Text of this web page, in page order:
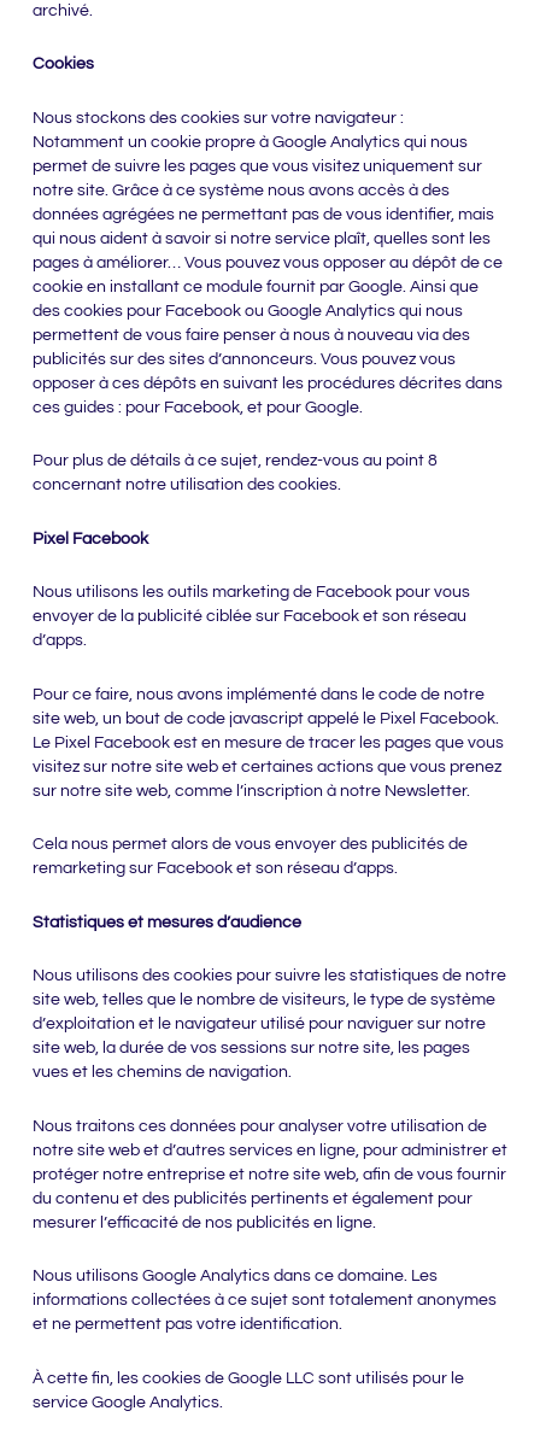
archivé.
Cookies
Nous stockons des cookies sur votre navigateur :
Notamment un cookie propre à Google Analytics qui nous
permet de suivre les pages que vous visitez uniquement sur
notre site. Grâce à ce système nous avons accès à des
données agrégées ne permettant pas de vous identifier, mais
qui nous aident à savoir si notre service plaît, quelles sont les
pages à améliorer… Vous pouvez vous opposer au dépôt de ce
cookie en installant ce module fournit par Google. Ainsi que
des cookies pour Facebook ou Google Analytics qui nous
permettent de vous faire penser à nous à nouveau via des
publicités sur des sites d’annonceurs. Vous pouvez vous
opposer à ces dépôts en suivant les procédures décrites dans
ces guides : pour Facebook, et pour Google.
Pour plus de détails à ce sujet, rendez-vous au point 8
concernant notre utilisation des cookies.
Pixel Facebook
Nous utilisons les outils marketing de Facebook pour vous
envoyer de la publicité ciblée sur Facebook et son réseau
d’apps.
Pour ce faire, nous avons implémenté dans le code de notre
site web, un bout de code javascript appelé le Pixel Facebook.
Le Pixel Facebook est en mesure de tracer les pages que vous
visitez sur notre site web et certaines actions que vous prenez
sur notre site web, comme l’inscription à notre Newsletter.
Cela nous permet alors de vous envoyer des publicités de
remarketing sur Facebook et son réseau d’apps.
Statistiques et mesures d’audience
Nous utilisons des cookies pour suivre les statistiques de notre
site web, telles que le nombre de visiteurs, le type de système
d’exploitation et le navigateur utilisé pour naviguer sur notre
site web, la durée de vos sessions sur notre site, les pages
vues et les chemins de navigation.
Nous traitons ces données pour analyser votre utilisation de
notre site web et d’autres services en ligne, pour administrer et
protéger notre entreprise et notre site web, afin de vous fournir
du contenu et des publicités pertinents et également pour
mesurer l’efficacité de nos publicités en ligne.
Nous utilisons Google Analytics dans ce domaine. Les
informations collectées à ce sujet sont totalement anonymes
et ne permettent pas votre identification.
À cette fin, les cookies de Google LLC sont utilisés pour le
service Google Analytics.